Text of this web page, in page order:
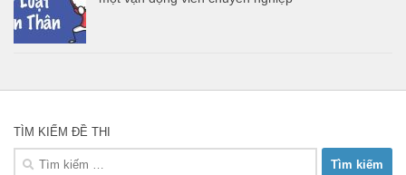
TÌM KIẾM ĐỀ THI
Tìm